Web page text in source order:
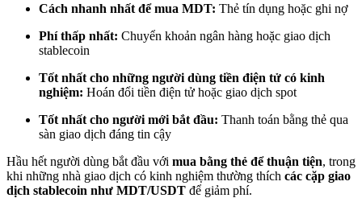
Thông tin
Phân tích dữ liệu lớn bao gồm thông tin giao dịch, v.v.
Cách nhanh nhất để mua MDT: Thẻ tín dụng hoặc ghi nợ
Phí thấp nhất: Chuyển khoản ngân hàng hoặc giao dịch
stablecoin
Tốt nhất cho những người dùng tiền điện tử có kinh
nghiệm: Hoán đổi tiền điện tử hoặc giao dịch spot
Tốt nhất cho người mới bắt đầu: Thanh toán bằng thẻ qua
sàn giao dịch đáng tin cậy
Hầu hết người dùng bắt đầu với mua bằng thẻ để thuận tiện, trong
khi những nhà giao dịch có kinh nghiệm thường thích các cặp giao
dịch stablecoin như MDT/USDT để giảm phí.